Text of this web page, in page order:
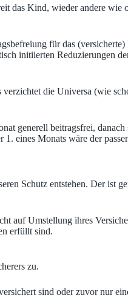
Kind, wieder andere
für das
initiierten Reduzierungen
die Universa (wie
generell beitragsfrei,
eines Monats wäre der
Schutz entstehen. Der ist
auf Umstellung ihres
erfüllt sind.
zu.
sind oder zuvor nur